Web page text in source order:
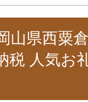
山県西粟
税 人気お